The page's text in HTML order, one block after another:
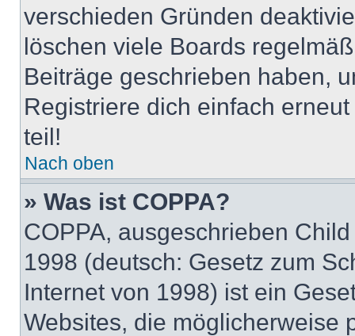
verschieden Gründen
löschen viele Boards
Beiträge geschrieben haben,
Registriere dich einfach
teil!
Nach oben
» Was ist COPPA?
COPPA, ausgeschrieben
1998 (deutsch: Gesetz zum
Internet von 1998) ist ein
Websites, die möglicherweise